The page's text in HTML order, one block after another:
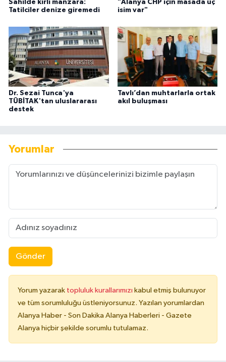
Sahilde kirli manzara:
Tatilciler denize giremedi
"Alanya CHP için masada üç
isim var"
Dr. Sezai Tunca'ya
TÜBİTAK'tan uluslararası
destek
Tavlı’dan muhtarlarla ortak
akıl buluşması
Yorumlar
Gönder
Yorum yazarak topluluk kurallarımızı kabul etmiş bulunuyor
ve tüm sorumluluğu üstleniyorsunuz. Yazılan yorumlardan
Alanya Haber - Son Dakika Alanya Haberleri - Gazete
Alanya hiçbir şekilde sorumlu tutulamaz.